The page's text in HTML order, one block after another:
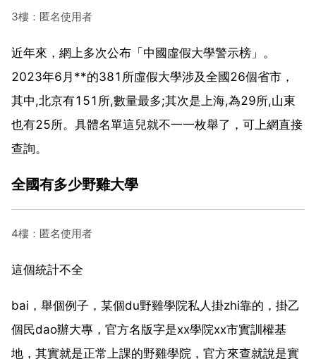
3樓：匿名使用者
近年來，網上多次公布「中國虛假大學警示榜」。
2023年6月**的381所虛假大學涉及全國26個省市，
其中,北京有151所,數量最多;其次是上海,為29所,山東
也有25所。具體名單這兒就不一一枚舉了，可上網直接
查詢。
全國有多少野雞大學
4樓：匿名使用者
這個統計不全
bai，舉個例子，某個du野雞學院私人掛zhi靠的，掛乙
個民dao辦大專，官方名版字是xx學院xx市實訓權基
地，其實就是正常上課的野雞學院，官方來查就說是實